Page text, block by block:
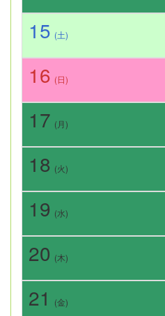
15 (土)
16 (日)
17 (月)
18 (火)
19 (水)
20 (木)
21 (金)